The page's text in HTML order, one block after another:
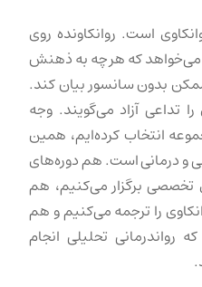
است. روانکاونده روی
او می‌خواهد که هر چه به ذهنش
بدون سانسور بیان کند.
را تداعی آزاد می‌گویند. وجه
انتخاب کرده‌ایم، همین
و درمانی است. هم دوره‌های
برگزار می‌کنیم، هم
را ترجمه می‌کنیم و هم
رواندرمانی تحلیلی انجام